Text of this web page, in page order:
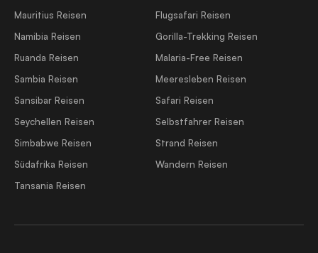
Mauritius Reisen
Namibia Reisen
Ruanda Reisen
Sambia Reisen
Sansibar Reisen
Seychellen Reisen
Simbabwe Reisen
Südafrika Reisen
Tansania Reisen
Flugsafari Reisen
Gorilla-Trekking Reisen
Malaria-Free Reisen
Meeresleben Reisen
Safari Reisen
Selbstfahrer Reisen
Strand Reisen
Wandern Reisen